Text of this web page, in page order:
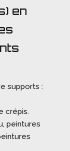
en
supports :
crépis.
peintures